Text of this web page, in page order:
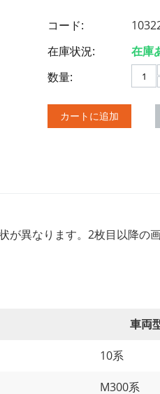
コード:
在庫状況:
在庫
数量:
カートに追加
異なります。2枚目以降の
車両
10系
M300系